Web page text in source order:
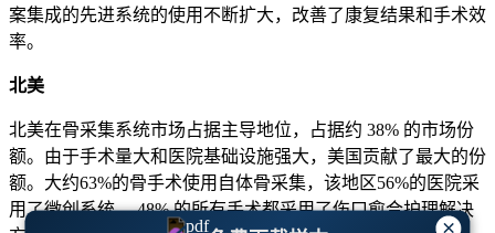
案集成的先进系统的使用不断扩大，改善了康复结果和手术效
率。
北美
北美在骨采集系统市场占据主导地位，占据约 38% 的市场份
额。由于手术量大和医院基础设施强大，美国贡献了最大的份
额。大约63%的骨手术使用自体骨采集，该地区56%的医院采
用了微创系统。 48% 的所有手术都采用了伤口愈合护理解决